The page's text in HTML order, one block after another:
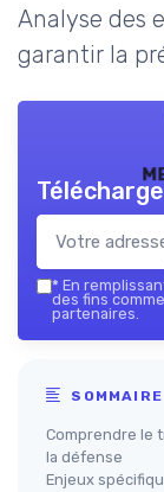
Analyse des
garantir la
* En
des fins
partenaires.
SOMMAIRE
Comprendre le
la défense
Enjeux